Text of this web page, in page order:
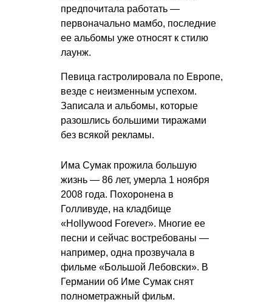
предпочитала работать —
первоначально мамбо, последние
ее альбомы уже относят к стилю
лаунж.
Певица гастролировала по Европе,
везде с неизменным успехом.
Записала и альбомы, которые
разошлись большими тиражами
без всякой рекламы.
Има Сумак прожила большую
жизнь — 86 лет, умерла 1 ноября
2008 года. Похоронена в
Голливуде, на кладбище
«Hollywood Forever». Многие ее
песни и сейчас востребованы —
например, одна прозвучала в
фильме «Большой Лебовски». В
Германии об Име Сумак снят
полнометражный фильм.